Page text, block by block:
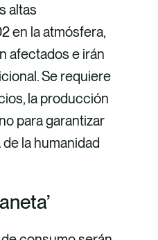
altas
en la atmósfera,
afectados e irán
Se requiere
la producción
para garantizar
la humanidad